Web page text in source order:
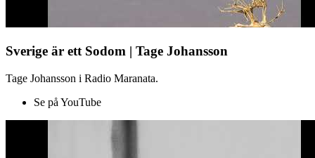
Sverige är ett Sodom | Tage Johansson
Tage Johansson i Radio Maranata.
Se på YouTube